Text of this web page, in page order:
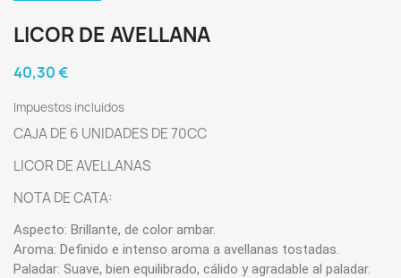
LICOR DE AVELLANA
40,30 €
Impuestos incluidos
CAJA DE 6 UNIDADES DE 70CC
LICOR DE AVELLANAS
NOTA DE CATA:
Aspecto: Brillante, de color ambar.
Aroma: Definido e intenso aroma a avellanas tostadas.
Paladar: Suave, bien equilibrado, cálido y agradable al paladar.